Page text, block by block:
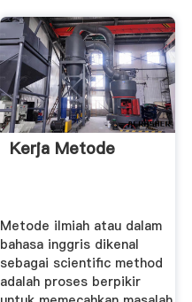
Kerja Metode
Metode ilmiah atau dalam
bahasa inggris dikenal
sebagai scientific method
adalah proses berpikir